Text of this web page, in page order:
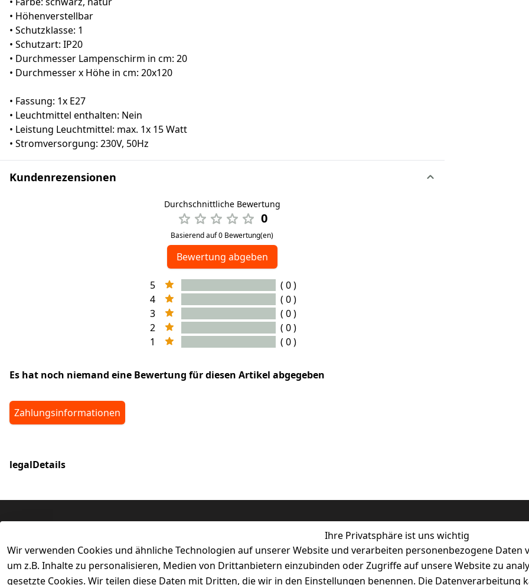
• Höhenverstellbar
• Schutzklasse: 1
• Schutzart: IP20
• Durchmesser Lampenschirm in cm: 20
• Durchmesser x Höhe in cm: 20x120
• Fassung: 1x E27
• Leuchtmittel enthalten: Nein
• Leistung Leuchtmittel: max. 1x 15 Watt
• Stromversorgung: 230V, 50Hz
Kundenrezensionen
Durchschnittliche Bewertung
0
Basierend auf 0 Bewertung(en)
Bewertung abgeben
5
( 0 )
4
( 0 )
3
( 0 )
2
( 0 )
1
( 0 )
Es hat noch niemand eine Bewertung für diesen Artikel abgegeben
Zahlungsinformationen
legalDetails
Ihre Privatsphäre ist uns wichtig
Wir verwenden Cookies und ähnliche Technologien auf unserer Website und verarbeiten personenbezogene Daten
um z.B. Inhalte zu personalisieren, Medien von Drittanbietern einzubinden oder Zugriffe auf unsere Website zu
gesetzte Cookies. Wir teilen diese Daten mit Dritten, die wir in den Einstellungen benennen. Die
AGB
Impressum
Kontakt
Registrieren